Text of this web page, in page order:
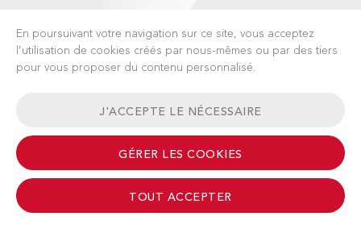
CONDITIONS GÉNÉRALES CONTACT
© 2026 Albinati Aeronautics - All Rights Reserved
En poursuivant votre navigation sur ce site, vous acceptez
l’utilisation de cookies créés par nous-mêmes ou par des tiers
pour vous proposer du contenu personnalisé.
J'ACCEPTE LE NÉCESSAIRE
GÉRER LES COOKIES
TOUT ACCEPTER